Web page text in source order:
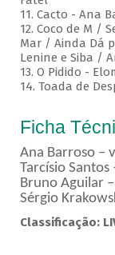
11. Cacto - Ana
12. Coco de M /
Mar / Ainda Dá
Lenine e Siba /
13. O Pidido -
14. Toada de
Ficha
Ana Barroso –
Tarcísio Santos
Bruno Aguilar
Sérgio
Classificação: